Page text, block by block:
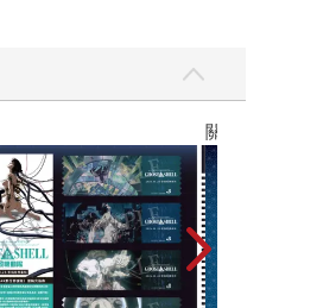
關於我轉生變成史